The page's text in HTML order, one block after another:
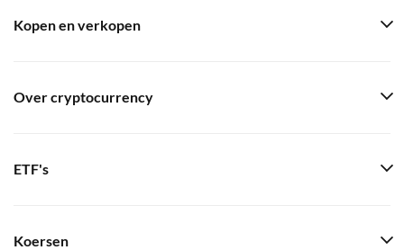
Kopen en verkopen
Over cryptocurrency
ETF's
Koersen